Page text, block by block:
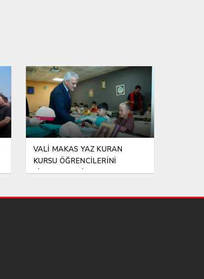
VALİ MAKAS YAZ KURAN
KURSU ÖĞRENCİLERİNİ
ZİYARET ETTİ!